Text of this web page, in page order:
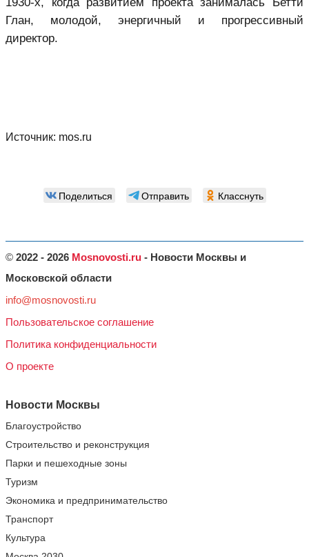
Глан, молодой, энергичный и прогрессивный
директор.
Источник: mos.ru
Поделиться Отправить Класснуть
© 2022 - 2026 Mosnovosti.ru - Новости Москвы и
Московской области
info@mosnovosti.ru
Пользовательское соглашение
Политика конфиденциальности
О проекте
Новости Москвы
Благоустройство
Строительство и реконструкция
Парки и пешеходные зоны
Туризм
Экономика и предпринимательство
Транспорт
Культура